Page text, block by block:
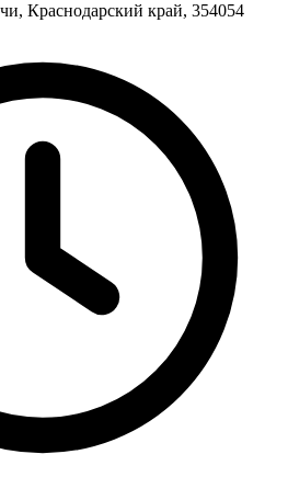
Краснодарский край, 354054